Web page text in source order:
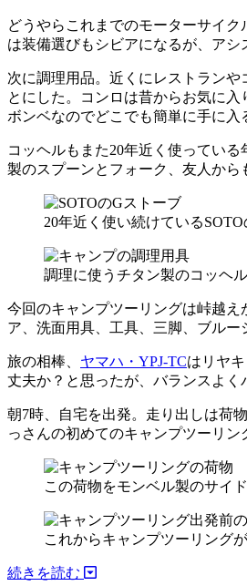
どうやらこれまでのモーターサイ
は装備選びもシビアになるが、アシ
次に調理用品。近くにレストラン
とにした。コンロは昔からお気に
ボンベなのでどこでも簡単に手に入
コッヘルもまた20年近く使ってい
製のスプーンとフォーク、友人か
20年近く使い続けている
調理に使うチタン製のコッヘ
今回のキャンプツーリングは峠越
ア、洗面用具、工具、三脚、ブルー
旅の相棒、 ヤマハ・YPJ-TCはリヤ
丈夫か？と思ったが、バランスよ
朝7時、自宅を出発。走り出しは荷
っさんの初めてのキャンプツーリ
この荷物をモンベル製のサイ
これからキャンプツーリング
続きを読む